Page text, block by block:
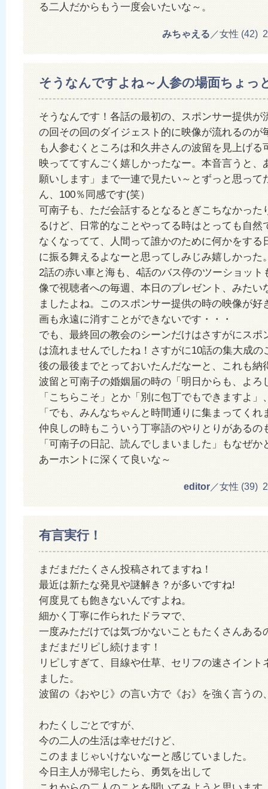
る二人だからもう一度会いたいな～。
みちゃえる ／女性 (42)
そうなんですよね～人参の場面ちょっ
そうなんです！各話の最初の、スポンサー提供が
の回その回のダイジェスト的に映像が流れるのが
も人参むくところは和久井さんの波留を見上げる
映っててすんごく嬉しかったなー。本音言うと、
願いします」まで一連で見たい～とずっと思って
ん、100％同感です(笑）
可南子も、ただ会話するとなるとぎこちなかった
るけど、日常的なことやってる時はとっても自然
なくなってて、人間って誰かのために何かをする
に振る舞えるよなーと思ってしみじみ嬉しかった
2話の赤い車と海も、4話のバス停のツーショット
像で視聴者への毎週、本日のプレゼント、みたい
ましたよね。このスポンサー提供の時の映像が好
画も永遠に消すことができないです・・・
でも、最終回の教会のシーンだけはさすがにスポ
は流れませんでしたね！さすがに10話の集大成の
後の最後までとっておいたんだなーと、これも納
波留と可南子の婚姻届の時の「明日からも、よろ
「こちらこそ」とか「別に包丁でもできますよ」
「でも、みんなちゃんと時間通りに集まってく
仲良しの時もこういう丁寧語のやりとりがあるの
「可南子の日記、読んでしまいました」もなぜ
あーホントに深くて良いな～
editor／女性 (39)
有言実行！
まだまだたくさん投稿されてますね！
最近は新たな発見や謎解き？が多いですね!
何度見ても飽きないんですよね。
細かく丁寧に作られたドラマで、
一度みただけでは気づかないこともたくさんある
まだまだリピし続けます！
リピしすぎて、目線や仕草、セリフの速さイント
ました。
波留の《おやじ》の言い方で《お》を強く言うの
わたくしごとですが、
今の二人の生活は幸せだけど、
このままじゃいけないなーと感じていました。
今日主人が帰宅したら、勇気を出して